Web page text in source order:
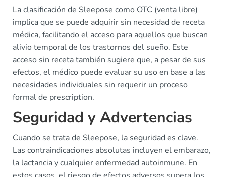
La clasificación de Sleepose como OTC (venta libre)
implica que se puede adquirir sin necesidad de receta
médica, facilitando el acceso para aquellos que buscan
alivio temporal de los trastornos del sueño. Este
acceso sin receta también sugiere que, a pesar de sus
efectos, el médico puede evaluar su uso en base a las
necesidades individuales sin requerir un proceso
formal de prescription.
Seguridad y Advertencias
Cuando se trata de Sleepose, la seguridad es clave.
Las contraindicaciones absolutas incluyen el embarazo,
la lactancia y cualquier enfermedad autoinmune. En